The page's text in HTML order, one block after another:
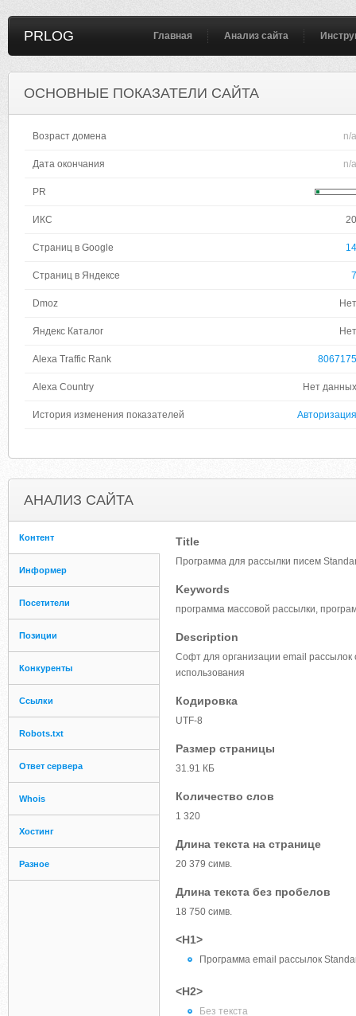
PRLOG Главная Анализ сайта
ОСНОВНЫЕ ПОКАЗАТЕЛИ САЙТА
Возраст домена n/a
Дата окончания n/a
PR
ИКС 20
Страниц в Google 14
Страниц в Яндексе 7
Dmoz Нет
Яндекс Каталог Нет
Alexa Traffic Rank 8067175
Alexa Country Нет данных
История изменения показателей Авторизация
АНАЛИЗ САЙТА
Контент
Информер
Посетители
Позиции
Конкуренты
Ссылки
Robots.txt
Ответ сервера
Whois
Хостинг
Разное
Title
Программа для рассылки писем
Keywords
программа массовой рассылки,
Description
Софт для организации email рассылок
использования
Кодировка
UTF-8
Размер страницы
31.91 КБ
Количество слов
1 320
Длина текста на странице
20 379 симв.
Длина текста без пробелов
18 750 симв.
<H1>
Программа email рассылок
<H2>
Без текста